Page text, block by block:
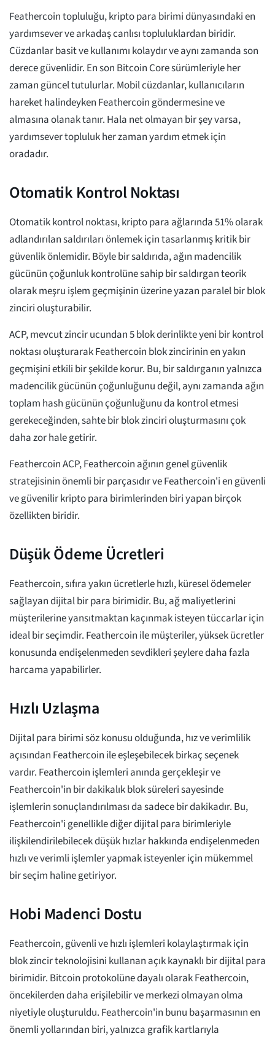
Feathercoin topluluğu, kripto para birimi dünyasındaki en
yardımsever ve arkadaş canlısı topluluklardan biridir.
Cüzdanlar basit ve kullanımı kolaydır ve aynı zamanda son
derece güvenlidir. En son Bitcoin Core sürümleriyle her
zaman güncel tutulurlar. Mobil cüzdanlar, kullanıcıların
hareket halindeyken Feathercoin göndermesine ve
almasına olanak tanır. Hala net olmayan bir şey varsa,
yardımsever topluluk her zaman yardım etmek için
oradadır.
Otomatik Kontrol Noktası
Otomatik kontrol noktası, kripto para ağlarında 51% olarak
adlandırılan saldırıları önlemek için tasarlanmış kritik bir
güvenlik önlemidir. Böyle bir saldırıda, ağın madencilik
gücünün çoğunluk kontrolüne sahip bir saldırgan teorik
olarak meşru işlem geçmişinin üzerine yazan paralel bir blok
zinciri oluşturabilir.
ACP, mevcut zincir ucundan 5 blok derinlikte yeni bir kontrol
noktası oluşturarak Feathercoin blok zincirinin en yakın
geçmişini etkili bir şekilde korur. Bu, bir saldırganın yalnızca
madencilik gücünün çoğunluğunu değil, aynı zamanda ağın
toplam hash gücünün çoğunluğunu da kontrol etmesi
gerekeceğinden, sahte bir blok zinciri oluşturmasını çok
daha zor hale getirir.
Feathercoin ACP, Feathercoin ağının genel güvenlik
stratejisinin önemli bir parçasıdır ve Feathercoin'i en güvenli
ve güvenilir kripto para birimlerinden biri yapan birçok
özellikten biridir.
Düşük Ödeme Ücretleri
Feathercoin, sıfıra yakın ücretlerle hızlı, küresel ödemeler
sağlayan dijital bir para birimidir. Bu, ağ maliyetlerini
müşterilerine yansıtmaktan kaçınmak isteyen tüccarlar için
ideal bir seçimdir. Feathercoin ile müşteriler, yüksek ücretler
konusunda endişelenmeden sevdikleri şeylere daha fazla
harcama yapabilirler.
Hızlı Uzlaşma
Dijital para birimi söz konusu olduğunda, hız ve verimlilik
açısından Feathercoin ile eşleşebilecek birkaç seçenek
vardır. Feathercoin işlemleri anında gerçekleşir ve
Feathercoin'in bir dakikalık blok süreleri sayesinde
işlemlerin sonuçlandırılması da sadece bir dakikadır. Bu,
Feathercoin'i genellikle diğer dijital para birimleriyle
ilişkilendirilebilecek düşük hızlar hakkında endişelenmeden
hızlı ve verimli işlemler yapmak isteyenler için mükemmel
bir seçim haline getiriyor.
Hobi Madenci Dostu
Feathercoin, güvenli ve hızlı işlemleri kolaylaştırmak için
blok zincir teknolojisini kullanan açık kaynaklı bir dijital para
birimidir. Bitcoin protokolüne dayalı olarak Feathercoin,
öncekilerden daha erişilebilir ve merkezi olmayan olma
niyetiyle oluşturuldu. Feathercoin'in bunu başarmasının en
önemli yollarından biri, yalnızca grafik kartlarıyla